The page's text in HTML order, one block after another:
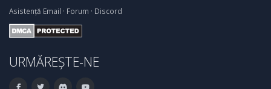
Asistență Email · Forum · Discord
URMĂREȘTE-NE